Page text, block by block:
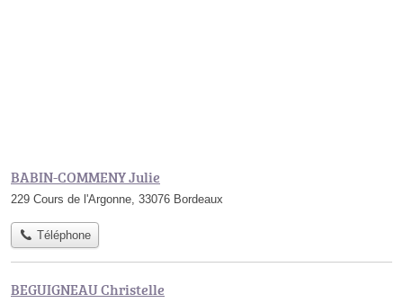
BABIN-COMMENY Julie
229 Cours de l'Argonne, 33076 Bordeaux
Téléphone
BEGUIGNEAU Christelle